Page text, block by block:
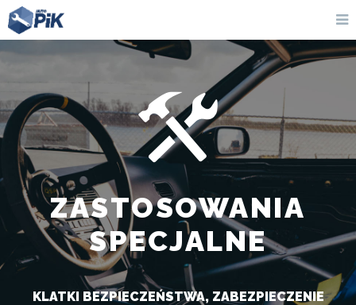
ZASTOSOWANIA
SPECJALNE
KLATKI BEZPIECZEŃSTWA, ZABEZPIECZENIE